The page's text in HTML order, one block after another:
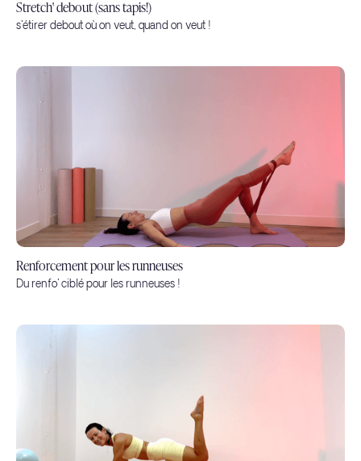
Stretch' debout (sans tapis!)
s'étirer debout où on veut, quand on veut !
Renforcement pour les runneuses
Du renfo' ciblé pour les runneuses !